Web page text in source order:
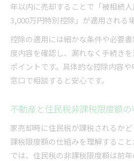
年以内に売却することで「被相続
3,000万円特別控除」が適用される
控除の適用には細かな条件や必要
度内容を確認し、漏れなく手続き
ポイントです。具体的な控除内容
窓口で相談すると安心です。
不動産と住民税非課税限度額
家売却時に住民税が課税されるか
課税限度額の仕組みを理解するこ
では、住民税の非課税限度額は前